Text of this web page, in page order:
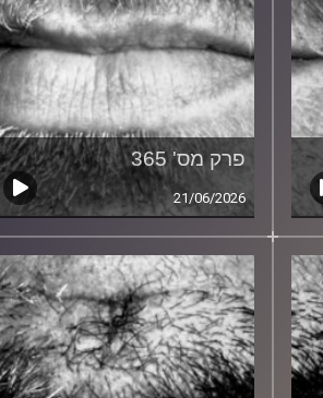
פרק מס' 365
21/06/2026